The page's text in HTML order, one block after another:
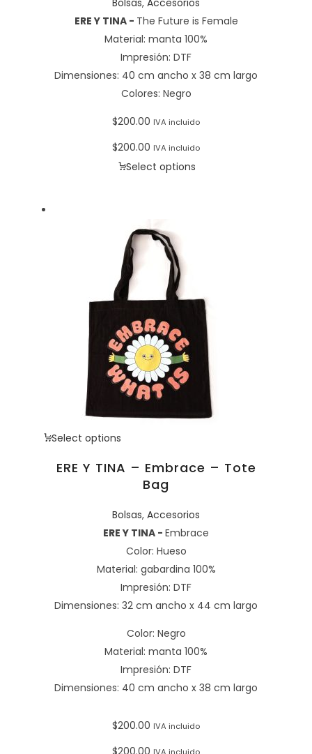
ERE Y TINA - The Future is Female
Material: manta 100%
Impresión: DTF
Dimensiones: 40 cm ancho x 38 cm largo
Colores: Negro
$200.00 IVA incluido
$200.00 IVA incluido
Select options
Select options
ERE Y TINA – Embrace – Tote
Bag
Bolsas, Accesorios
ERE Y TINA - Embrace
Color: Hueso
Material: gabardina 100%
Impresión: DTF
Dimensiones: 32 cm ancho x 44 cm largo
Color: Negro
Material: manta 100%
Impresión: DTF
Dimensiones: 40 cm ancho x 38 cm largo
$200.00 IVA incluido
$200.00 IVA incluido